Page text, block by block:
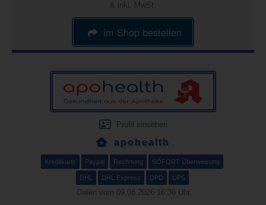
& inkl. MwSt.
im Shop bestellen
Profil einsehen
apohealth
Kreditkarte Paypal Rechnung SOFORT Überweisung
DHL DHL Express DPD UPS
Daten vom 09.08.2026 16:36 Uhr